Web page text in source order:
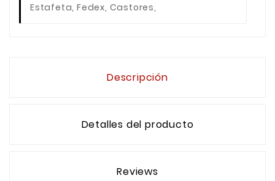
Estafeta, Fedex, Castores,
Descripción
Detalles del producto
Reviews